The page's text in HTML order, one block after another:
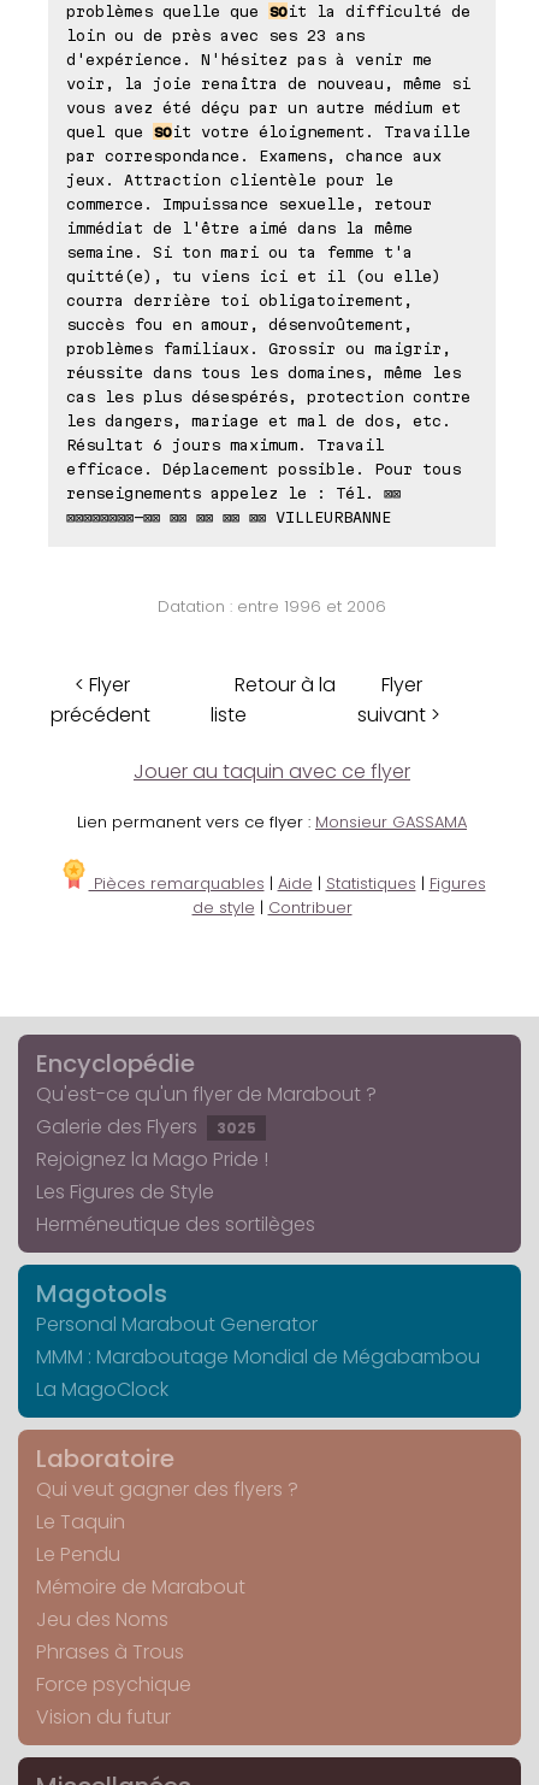
problèmes quelle que soit la difficulté de
loin ou de près avec ses 23 ans
d'expérience. N'hésitez pas à venir me
voir, la joie renaîtra de nouveau, même si
vous avez été déçu par un autre médium et
quel que soit votre éloignement. Travaille
par correspondance. Examens, chance aux
jeux. Attraction clientèle pour le
commerce. Impuissance sexuelle, retour
immédiat de l'être aimé dans la même
semaine. Si ton mari ou ta femme t'a
quitté(e), tu viens ici et il (ou elle)
courra derrière toi obligatoirement,
succès fou en amour, désenvoûtement,
problèmes familiaux. Grossir ou maigrir,
réussite dans tous les domaines, même les
cas les plus désespérés, protection contre
les dangers, mariage et mal de dos, etc.
Résultat 6 jours maximum. Travail
efficace. Déplacement possible. Pour tous
renseignements appelez le : Tél. ⊠⊠
⊠⊠⊠⊠⊠⊠⊠⊠-⊠⊠ ⊠⊠ ⊠⊠ ⊠⊠ ⊠⊠ VILLEURBANNE
Datation : entre 1996 et 2006
< Flyer
précédent
Retour à la
liste
Flyer
suivant >
Jouer au taquin avec ce flyer
Lien permanent vers ce flyer : Monsieur GASSAMA
Pièces remarquables | Aide | Statistiques | Figures
de style | Contribuer
Encyclopédie
Qu'est-ce qu'un flyer de Marabout ?
Galerie des Flyers
3025
Rejoignez la Mago Pride !
Les Figures de Style
Herméneutique des sortilèges
Magotools
Personal Marabout Generator
MMM : Maraboutage Mondial de Mégabambou
La MagoClock
Laboratoire
Qui veut gagner des flyers ?
Le Taquin
Le Pendu
Mémoire de Marabout
Jeu des Noms
Phrases à Trous
Force psychique
Vision du futur